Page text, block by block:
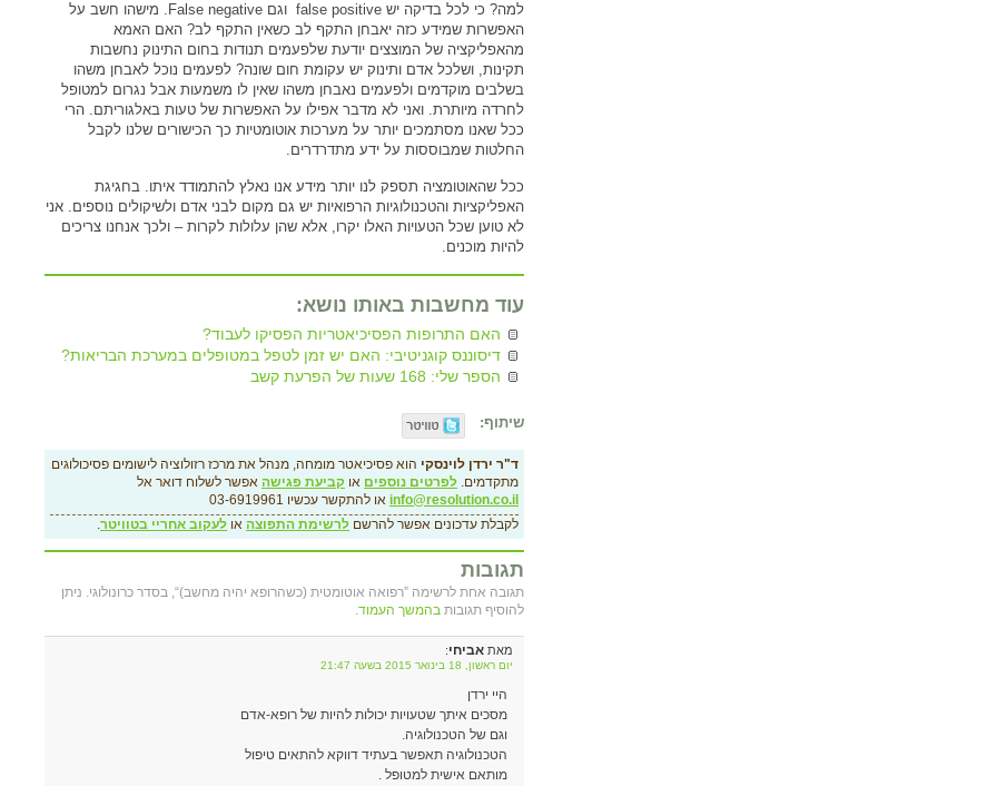
למה? כי לכל בדיקה יש false positive וגם False negative. מישהו חשב על
האפשרות שמידע כזה יאבחן התקף לב כשאין התקף לב? האם האמא
מהאפליקציה של המוצצים יודעת שלפעמים תנודות בחום התינוק נחשבות
תקינות, ושלכל אדם ותינוק יש עקומת חום שונה? לפעמים נוכל לאבחן משהו
בשלבים מוקדמים ולפעמים נאבחן משהו שאין לו משמעות אבל נגרום למטופל
לחרדה מיותרת. ואני לא מדבר אפילו על האפשרות של טעות באלגוריתם. הרי
ככל שאנו מסתמכים יותר על מערכות אוטומטיות כך הכישורים שלנו לקבל
החלטות שמבוססות על ידע מתדרדרים.
ככל שהאוטומציה תספק לנו יותר מידע אנו נאלץ להתמודד איתו. בחגיגת
האפליקציות והטכנולוגיות הרפואיות יש גם מקום לבני אדם ולשיקולים נוספים. אני
לא טוען שכל הטעויות האלו יקרו, אלא שהן עלולות לקרות – ולכך אנחנו צריכים
להיות מוכנים.
עוד מחשבות באותו נושא:
האם התרופות הפסיכיאטריות הפסיקו לעבוד?
דיסוננס קוגניטיבי: האם יש זמן לטפל במטופלים במערכת הבריאות?
הספר שלי: 168 שעות של הפרעת קשב
שיתוף:
ד"ר ירדן לוינסקי הוא פסיכיאטר מומחה, מנהל את מרכז רזולוציה לישומים פסיכולוגים
מתקדמים. לפרטים נוספים או קביעת פגישה אפשר לשלוח דואר אל
info@resolution.co.il או להתקשר עכשיו 03-6919961
לקבלת עדכונים אפשר להרשם לרשימת התפוצה או לעקוב אחריי בטוויטר.
תגובות
תגובה אחת לרשימה ”רפואה אוטומטית (כשהרופא יהיה מחשב)“, בסדר כרונולוגי. ניתן
להוסיף תגובות בהמשך העמוד.
מאת אביחי:
יום ראשון, 18 בינואר 2015 בשעה 21:47
היי ירדן
מסכים איתך שטעויות יכולות להיות של רופא-אדם
וגם של הטכנולוגיה.
הטכנולוגיה תאפשר בעתיד דווקא להתאים טיפול
מותאם אישית למטופל .